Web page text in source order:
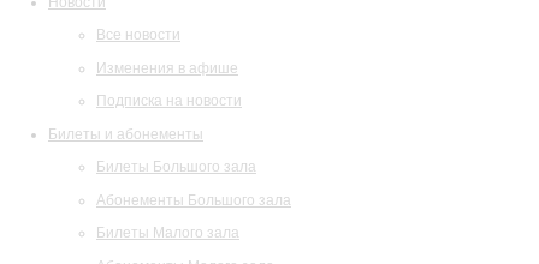
Все новости
Изменения в афише
Подписка на новости
Билеты и абонементы
Билеты Большого зала
Абонементы Большого зала
Билеты Малого зала